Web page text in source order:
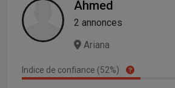
Ahmed
2 annonces
Ariana
Indice de confiance (52%)